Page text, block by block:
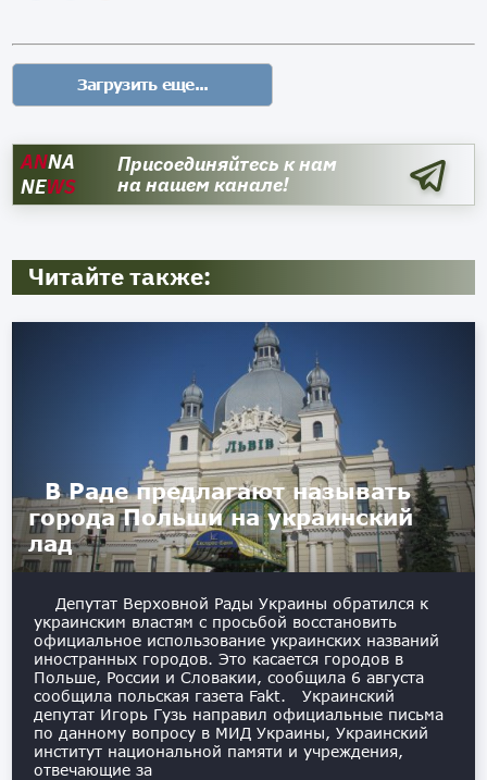
ANNA
NEWS
Присоединяйтесь к нам
на нашем канале!
Читайте также:
В Раде предлагают называть
города Польши на украинский
лад
Депутат Верховной Рады Украины обратился к
украинским властям с просьбой восстановить
официальное использование украинских названий
иностранных городов. Это касается городов в
Польше, России и Словакии, сообщила 6 августа
сообщила польская газета Fakt. Украинский
депутат Игорь Гузь направил официальные письма
по данному вопросу в МИД Украины, Украинский
институт национальной памяти и учреждения,
отвечающие за